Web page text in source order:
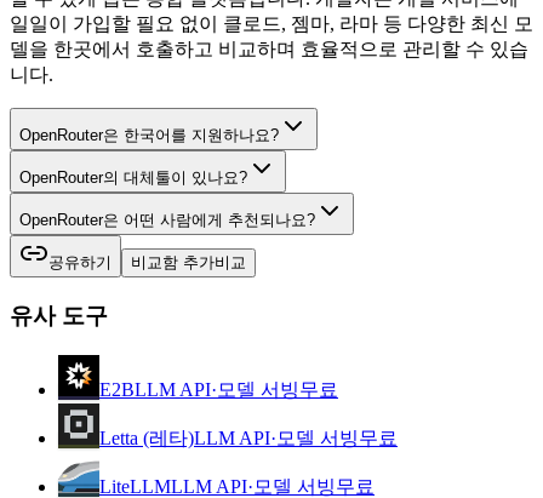
일일이 가입할 필요 없이 클로드, 젬마, 라마 등 다양한 최신 모
델을 한곳에서 호출하고 비교하며 효율적으로 관리할 수 있습
니다.
OpenRouter은 한국어를 지원하나요?
OpenRouter의 대체툴이 있나요?
OpenRouter은 어떤 사람에게 추천되나요?
공유하기 비교함 추가비교
유사 도구
E2BLLM API·모델 서빙무료
Letta (레타)LLM API·모델 서빙무료
LiteLLMLLM API·모델 서빙무료